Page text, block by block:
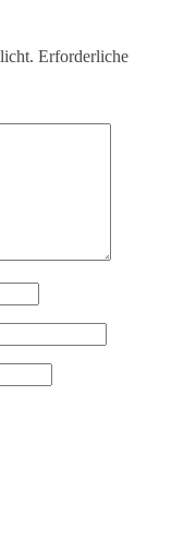
Erforderliche